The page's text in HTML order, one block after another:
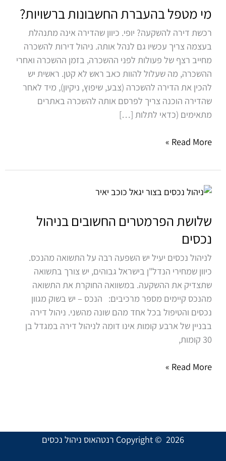
מי מטפל בהעברת החשבונות ברשויות?
רכשת דירה להשקעה? יופי. כיוון שהדירה אינה מתנהלת
בעצמה צריך עכשיו גם לנהל אותה. ניהול דירות להשכרה
מחייב רצף של פעולות לפני ההשכרה, בזמן ההשכרה ואחרי
ההשכרה, מה שעלול להוות כאב ראש לא קטן. ראשית יש
להכין את הדירה להשכרה (צבע, שיפוץ, ניקיון), מיד לאחר
שהדירה הוכנה צריך לפרסם אותה להשכרה באתרים
מתאימים (כדאי לתלות […]
בהעברת
ברשויות?
Read More »
שלושת הפרמטרים החשובים בניהול
נכסים
לניהול נכסים יעיל יש השפעה רבה על התשואה מהנכס.
כיוון שמחירי הנדל"ן בישראל גבוהים, יש צורך בתשואה
שתצדיק את ההשקעה. במשוואה החוקרת את התשואה
מהנכס קיימים מספר מרכיבים: הנכס – יש בשוק מגוון
נכסים והטיפול בכל אחד מהם שונה מהשני. ניהול דירה
בבניין של ארבע קומות אינו דומה לניהול דירה במגדל בן
30 קומות,
שלושת
החשובים
נכסים
Read More »
Copyright © 2026 רנטהאוס ניהול נכסים